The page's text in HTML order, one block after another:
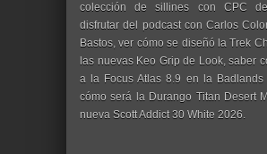
colección de sillines con CPC
disfrutar del podcast con Carlos
Bastos, ver cómo se diseñó la Trek
las nuevas Keo Grip de Look, saber
a la Focus Atlas 8.9 en la Badlands
cómo será la Durango Titan Desert
nueva Scott Addict 30 White 2026.